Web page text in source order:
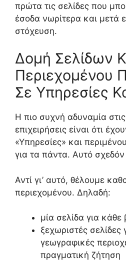
πρώτα τις σελίδες που
έσοδα νωρίτερα και μετά
στόχευση.
Δομή Σελίδων
Περιεχομένου
Σε Υπηρεσίες
Η πιο συχνή αδυναμία
επιχειρήσεις είναι ότι
«Υπηρεσίες» και
για τα πάντα. Αυτό
Αντί γι’ αυτό, θέλουμε
περιεχομένου. Δηλαδή:
μία σελίδα για
ξεχωριστές σελίδες
γεωγραφικές
πραγματική ζήτηση